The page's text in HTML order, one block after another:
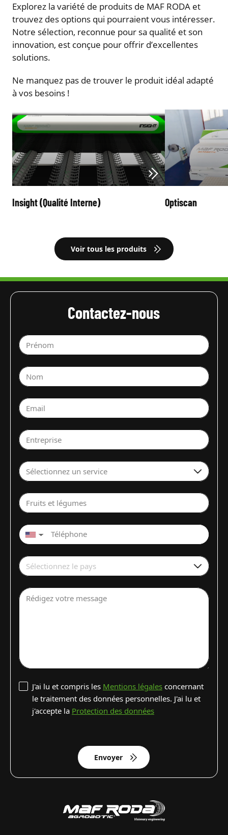
Explorez la variété de produits de MAF RODA et
trouvez des options qui pourraient vous intéresser.
Notre sélection, reconnue pour sa qualité et son
innovation, est conçue pour offrir d’excellentes
solutions.
Ne manquez pas de trouver le produit idéal adapté
à vos besoins !
Insight (Qualité Interne) Optiscan
Voir tous les produits
Contactez-nous
Prénom
Nom
Email
Entreprise
Sélectionnez un service
Fruits et légumes
▼
Sélectionnez le pays
Rédigez votre message
J'ai lu et compris les Mentions légales concernant
le traitement des données personnelles. J'ai lu et
j'accepte la Protection des données
Envoyer